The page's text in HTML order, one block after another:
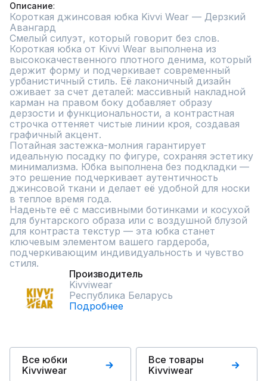
Описание
Короткая джинсовая юбка Kivvi Wear — Дерзкий
Авангард
Смелый силуэт, который говорит без слов.
Короткая юбка от Kivvi Wear выполнена из
высококачественного плотного денима, который
держит форму и подчеркивает современный
урбанистичный стиль. Её лаконичный дизайн
оживает за счет деталей: массивный накладной
карман на правом боку добавляет образу
дерзости и функциональности, а контрастная
строчка оттеняет чистые линии кроя, создавая
графичный акцент.
Потайная застежка-молния гарантирует
идеальную посадку по фигуре, сохраняя эстетику
минимализма. Юбка выполнена без подкладки —
это решение подчеркивает аутентичность
джинсовой ткани и делает её удобной для носки
в теплое время года.
Наденьте её с массивными ботинками и косухой
для бунтарского образа или с воздушной блузой
для контраста текстур — эта юбка станет
ключевым элементом вашего гардероба,
подчеркивающим индивидуальность и чувство
стиля.
Производитель
Kivviwear
Республика Беларусь
Подробнее
Все юбки
Kivviwear
Все товары
Kivviwear